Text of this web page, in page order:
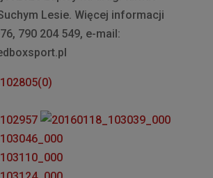
Lesie. Więcej informacji
790 204 549, e-mail: